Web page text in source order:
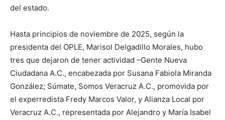
del estado.
Hasta principios de noviembre de 2025, según la
presidenta del OPLE, Marisol Delgadillo Morales, hubo
tres que dejaron de tener actividad –Gente Nueva
Ciudadana A.C., encabezada por Susana Fabiola Miranda
González; Súmate, Somos Veracruz A.C., promovida por
el experredista Fredy Marcos Valor, y Alianza Local por
Veracruz A.C., representada por Alejandro y María Isabel